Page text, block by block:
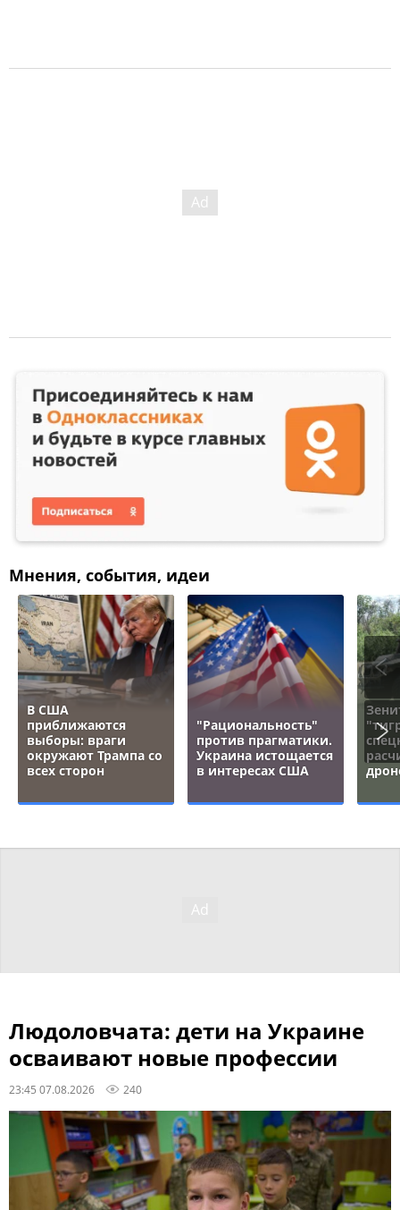
Мнения, события, идеи
В США
приближаются
выборы: враги
окружают Трампа со
всех сторон
"Рациональность"
против прагматики.
Украина истощается
в интересах США
Людоловчата: дети на Украине
осваивают новые профессии
23:45 07.08.2026 240